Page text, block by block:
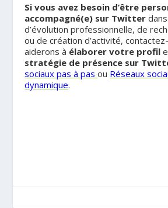
Si vous avez besoin d’être
accompagné(e) sur Twitter
d’évolution professionnelle, de
ou de création d’activité,
aiderons à élaborer votre profil
stratégie de présence sur
sociaux pas à pasou Réseaux
dynamique.